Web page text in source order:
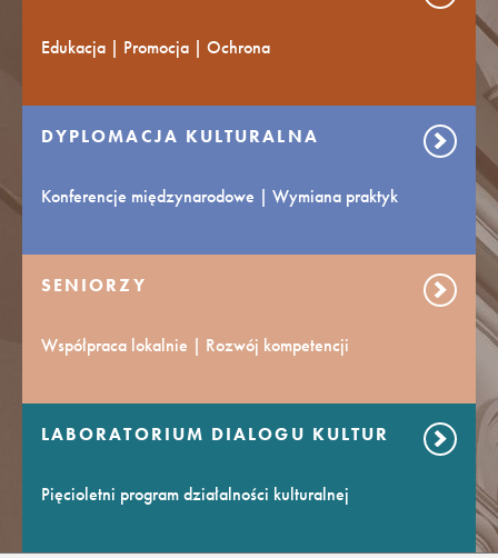
Edukacja | Promocja | Ochrona
DYPLOMACJA KULTURALNA
Konferencje międzynarodowe | Wymiana praktyk
SENIORZY
Współpraca lokalnie | Rozwój kompetencji
LABORATORIUM DIALOGU KULTUR
Pięcioletni program działalności kulturalnej